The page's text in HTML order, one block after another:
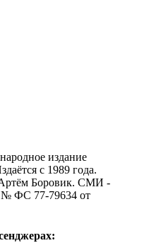
издание
с 1989 года.
Боровик. CМИ -
№ ФС 77-79634 от